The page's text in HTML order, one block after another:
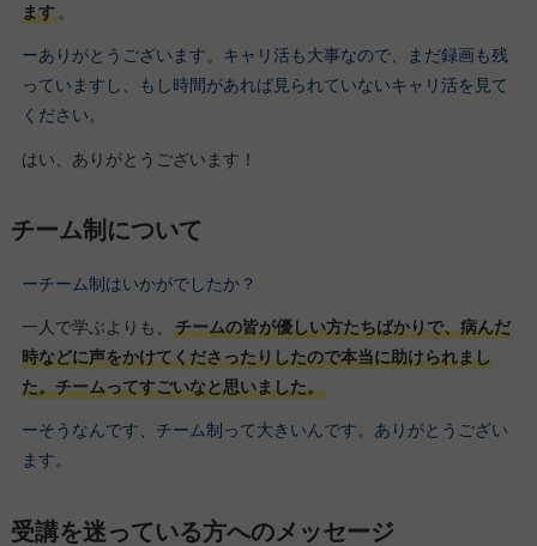
ます。
ーありがとうございます。キャリ活も大事なので、まだ録画も残
っていますし、もし時間があれば見られていないキャリ活を見て
ください。
はい、ありがとうございます！
チーム制について
ーチーム制はいかがでしたか？
一人で学ぶよりも、
チームの皆が優しい方たちばかりで、病んだ
時などに声をかけてくださったりしたので本当に助けられまし
た。チームってすごいなと思いました。
ーそうなんです、チーム制って大きいんです。ありがとうござい
ます。
受講を迷っている方へのメッセージ